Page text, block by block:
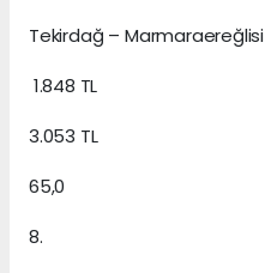
Tekirdağ – Marmaraereğlisi
1.848 TL
3.053 TL
65,0
8.